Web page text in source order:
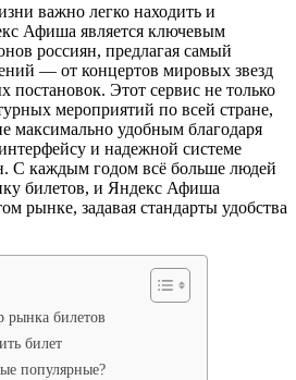
важно легко находить и
Афиша является ключевым
россиян, предлагая самый
— от концертов мировых звезд
постановок. Этот сервис не только
мероприятий по всей стране,
максимально удобным благодаря
и надежной системе
С каждым годом всё больше людей
билетов, и Яндекс Афиша
рынке, задавая стандарты удобства
билетов
билет
популярные?